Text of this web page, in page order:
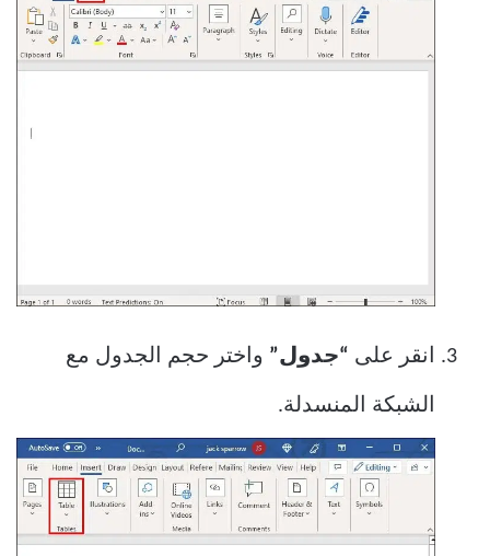
انقر على “جدول” واختر حجم الجدول مع
الشبكة المنسدلة.